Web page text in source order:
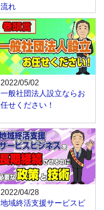
流れ
2022/05/02
一般社団法人設立ならお
任せください！
2022/04/28
地域終活支援サービスビ